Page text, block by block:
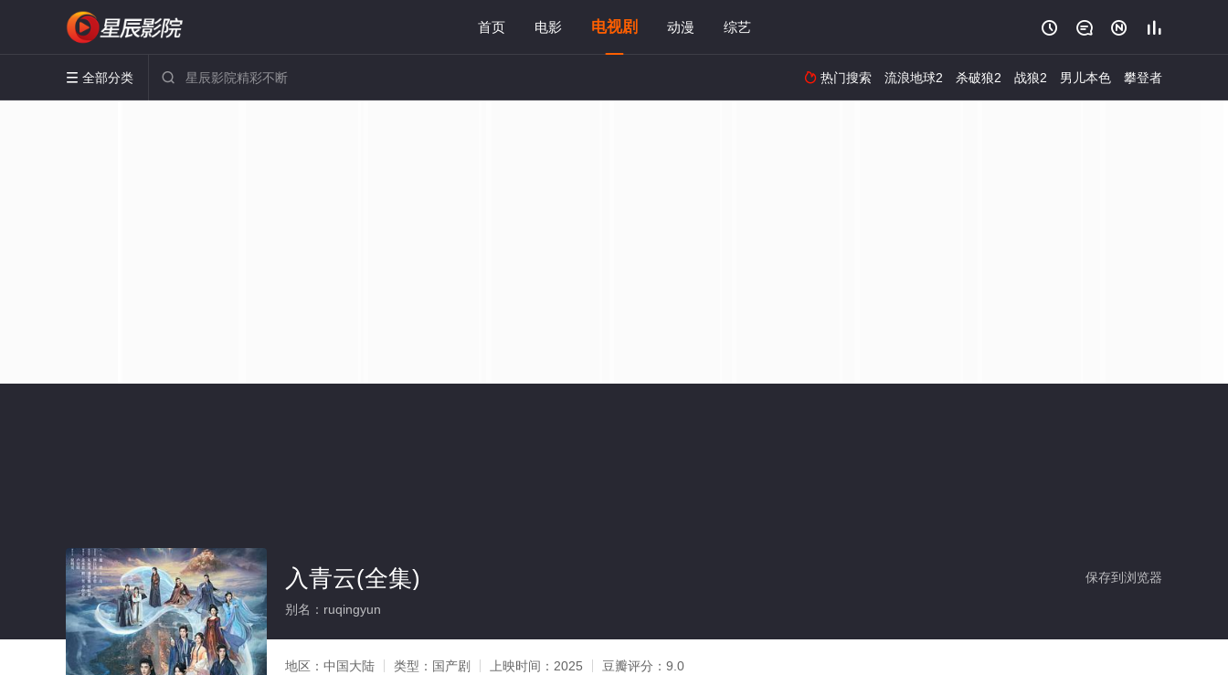
首页 电影 电视剧 动漫 综艺    
 全部分类   热门搜索 流浪地球2 杀破狼2 战狼2 男儿本色 攀登者
保存到浏览器
入青云(全集)
别名：ruqingyun
地区： 中国大陆 类型： 国产剧 上映时间： 2025 豆瓣评分： 9.0